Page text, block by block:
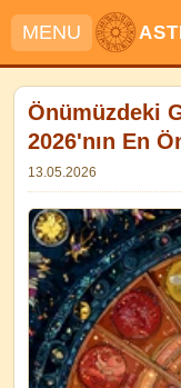
MENU
Önümüzdeki
2026'nın En
13.05.2026